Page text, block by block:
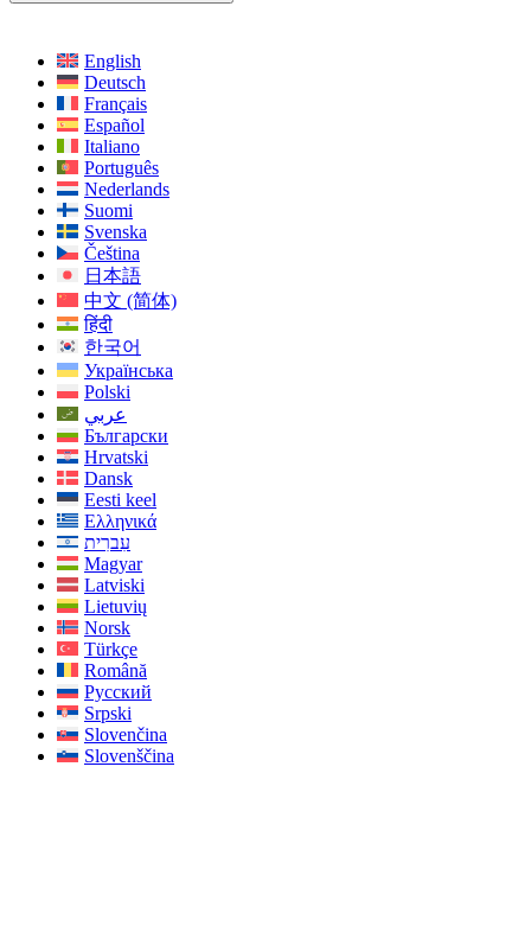
English
Deutsch
Français
Español
Italiano
Português
Nederlands
Suomi
Svenska
Čeština
日本語
中文 (简体)
हिंदी
한국어
Українська
Polski
عربي
Български
Hrvatski
Dansk
Eesti keel
Ελληνικά
עִברִית
Magyar
Latviski
Lietuvių
Norsk
Türkçe
Română
Русский
Srpski
Slovenčina
Slovenščina